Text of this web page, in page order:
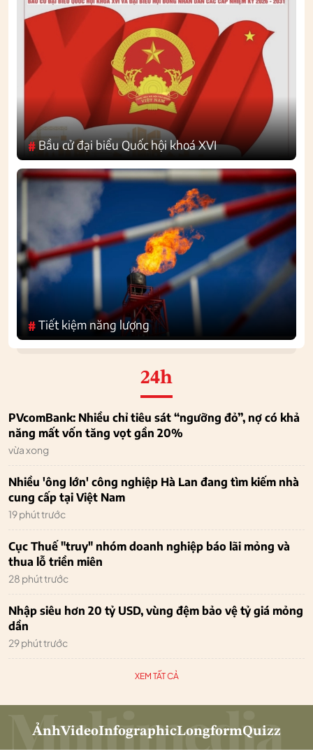
#Bầu cử đại biểu Quốc hội khoá XVI
#Tiết kiệm năng lượng
24h
PVcomBank: Nhiều chỉ tiêu sát “ngưỡng đỏ”, nợ có khả
năng mất vốn tăng vọt gần 20%
vừa xong
Nhiều 'ông lớn' công nghiệp Hà Lan đang tìm kiếm nhà
cung cấp tại Việt Nam
19 phút trước
Cục Thuế "truy" nhóm doanh nghiệp báo lãi mỏng và
thua lỗ triền miên
28 phút trước
Nhập siêu hơn 20 tỷ USD, vùng đệm bảo vệ tỷ giá mỏng
dần
29 phút trước
XEM TẤT CẢ
ẢnhVideoInfographicLongformQuizz